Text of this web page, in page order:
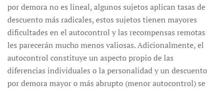
por demora no es lineal, algunos sujetos aplican tasas de
descuento más radicales, estos sujetos tienen mayores
dificultades en el autocontrol y las recompensas remotas
les parecerán mucho menos valiosas. Adicionalmente, el
autocontrol constituye un aspecto propio de las
diferencias individuales o la personalidad y un descuento
por demora mayor o más abrupto (menor autocontrol) se